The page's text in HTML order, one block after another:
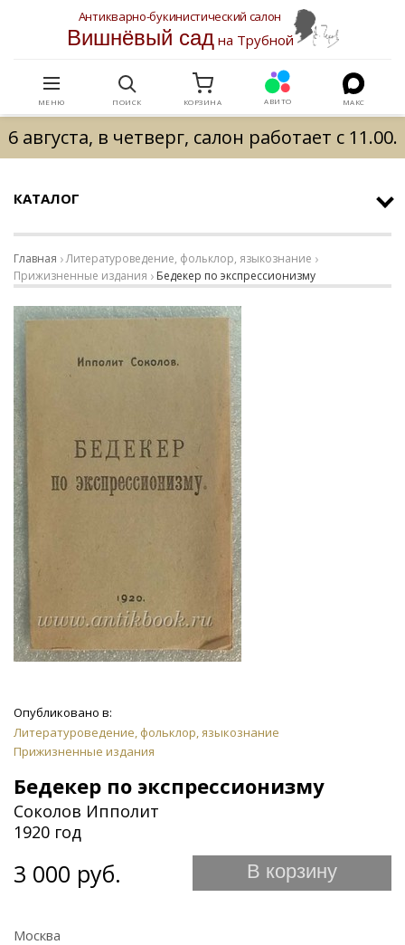
Антикварно-букинистический салон
Вишнёвый садна Трубной
МЕНЮ ПОИСК КОРЗИНА АВИТО МАКС
6 августа, в четверг, салон работает с 11.00.
КАТАЛОГ
Главная
Литературоведение, фольклор, языкознание
Прижизненные издания
Бедекер по экспрессионизму
Опубликовано в:
Литературоведение, фольклор, языкознание
Прижизненные издания
Бедекер по экспрессионизму
Соколов Ипполит
1920 год
3 000 руб. В корзину
Москва